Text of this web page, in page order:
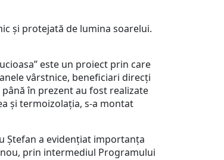
și protejată de lumina soarelui.
este un proiect prin care
vârstnice, beneficiari direcți
în prezent au fost realizate
și termoizolația, s-a montat
a evidențiat importanța
prin intermediul Programului